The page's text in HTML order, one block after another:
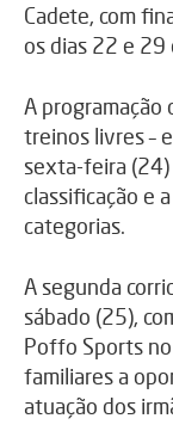
Cadete, com
os dias 22 e
A programação
treinos livres –
sexta-feira
classificação e
categorias.
A segunda
sábado (25),
Poffo Sports
familiares a
atuação dos